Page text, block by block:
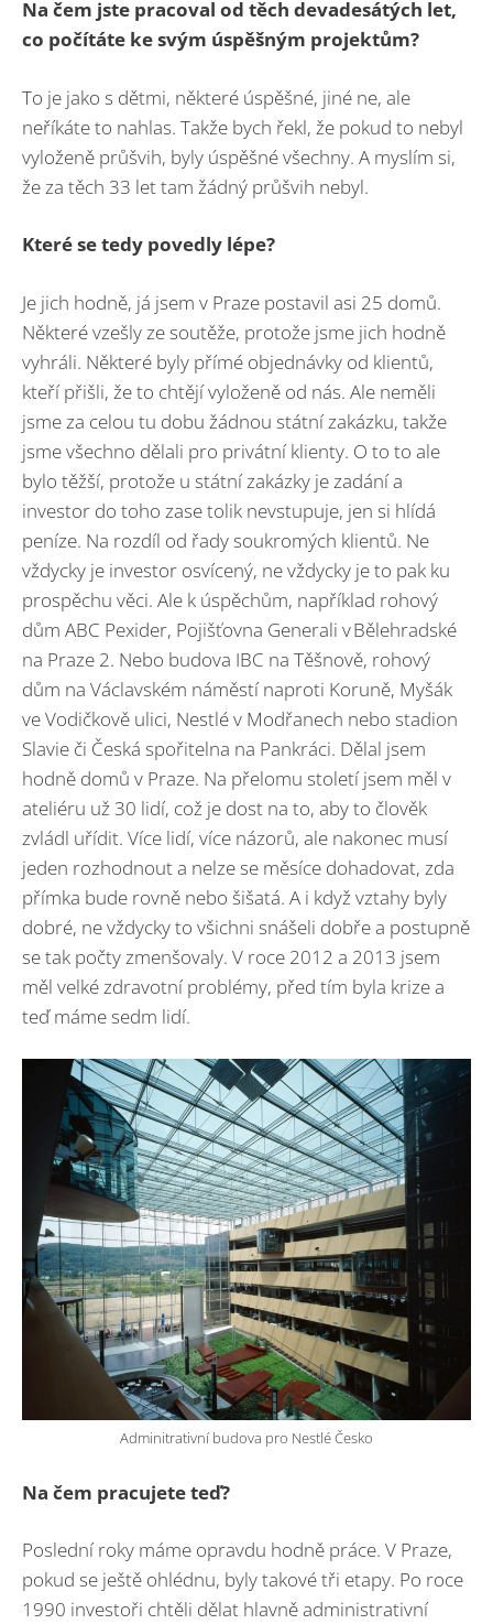
Na čem jste pracoval od těch devadesátých let,
co počítáte ke svým úspěšným projektům?
To je jako s dětmi, některé úspěšné, jiné ne, ale
neříkáte to nahlas. Takže bych řekl, že pokud to nebyl
vyloženě průšvih, byly úspěšné všechny. A myslím si,
že za těch 33 let tam žádný průšvih nebyl.
Které se tedy povedly lépe?
Je jich hodně, já jsem v Praze postavil asi 25 domů.
Některé vzešly ze soutěže, protože jsme jich hodně
vyhráli. Některé byly přímé objednávky od klientů,
kteří přišli, že to chtějí vyloženě od nás. Ale neměli
jsme za celou tu dobu žádnou státní zakázku, takže
jsme všechno dělali pro privátní klienty. O to to ale
bylo těžší, protože u státní zakázky je zadání a
investor do toho zase tolik nevstupuje, jen si hlídá
peníze. Na rozdíl od řady soukromých klientů. Ne
vždycky je investor osvícený, ne vždycky je to pak ku
prospěchu věci. Ale k úspěchům, například rohový
dům ABC Pexider, Pojišťovna Generali v Bělehradské
na Praze 2. Nebo budova IBC na Těšnově, rohový
dům na Václavském náměstí naproti Koruně, Myšák
ve Vodičkově ulici, Nestlé v Modřanech nebo stadion
Slavie či Česká spořitelna na Pankráci. Dělal jsem
hodně domů v Praze. Na přelomu století jsem měl v
ateliéru už 30 lidí, což je dost na to, aby to člověk
zvládl uřídit. Více lidí, více názorů, ale nakonec musí
jeden rozhodnout a nelze se měsíce dohadovat, zda
přímka bude rovně nebo šišatá. A i když vztahy byly
dobré, ne vždycky to všichni snášeli dobře a postupně
se tak počty zmenšovaly. V roce 2012 a 2013 jsem
měl velké zdravotní problémy, před tím byla krize a
teď máme sedm lidí.
Adminitrativní budova pro Nestlé Česko
Na čem pracujete teď?
Poslední roky máme opravdu hodně práce. V Praze,
pokud se ještě ohlédnu, byly takové tři etapy. Po roce
1990 investoři chtěli dělat hlavně administrativní